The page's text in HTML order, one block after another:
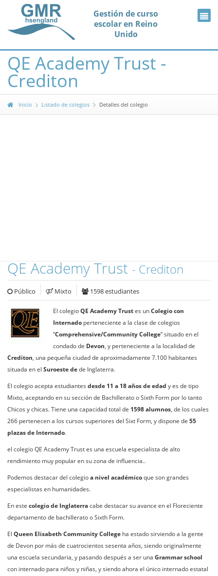
Gestión de curso
escolar en Reino
Unido
QE Academy Trust -
Crediton
Inicio Listado de colegios Detalles del colegio
QE Academy Trust- Crediton
Público Mixto 1598 estudiantes
El colegioQE Academy Trustes unColegio con
Internado perteneciente a la clase de colegios
“Comprehensive/Community College” situado en el
condado de Devon, y perteneciente a la localidad de
Crediton, una pequeña ciudad de aproximadamente 7.100 habitantes
situada en el Suroeste dede Inglaterra.
El colegio acepta estudiantes desde 11 a 18 años de edad y es de tipo
Mixto, aceptando en su sección de Bachillerato o Sixth Form por lo tanto
Chicos y chicas. Tiene una capacidad total de 1598 alumnos, de los cuales
266 pertenecen a los cursos superiores del Sixt Form, y dispone de 55
plazas de Internado.
el colegio QE Academy Trust es una escuela especialista de alto
rendimiento muy popular en su zona de influencia..
Podemos destacar del colegioa nivel académicoque son grandes
especialistas en humanidades.
En este colegio de Inglaterracabe destacar su avance en el Floreciente
departamento de bachillerato o Sixth Form.
El Queen Elisabeth Community College ha estado sirviendo a la gente
de Devon por más de cuatrocientos sesenta años, siendo originalmente
una escuela secundaria, y pasando después a ser una Grammar school
con internado para niños y niñas, y siendo ahora el único internado estatal